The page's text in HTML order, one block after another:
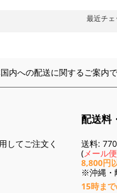
最近チェ
内への配送に関するご案内
してご注文く
配送料
送料:
(メール
8,800円
※沖縄・
15時ま